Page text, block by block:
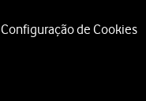
Configuração de Cookies